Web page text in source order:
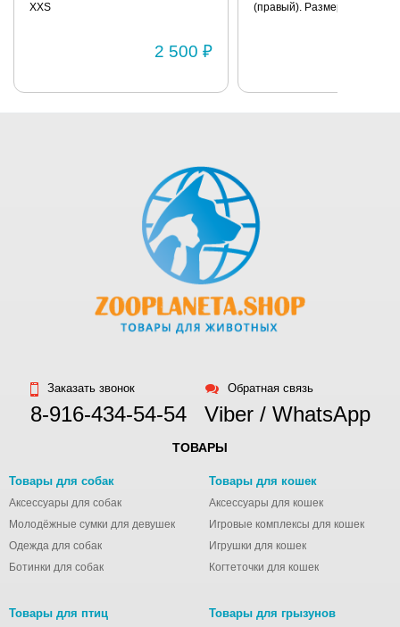
Ручная
(правый). Размер S
3 950 ₽
для взрослых собак всех
Заказать звонок
8-916-434-54-54
Обратная связь
Viber / WhatsApp
ТОВАРЫ
Товары для собак
Аксессуары для собак
Молодёжные сумки для девушек
Одежда для собак
Ботинки для собак
Товары для кошек
Аксессуары для кошек
Игровые комплексы для кошек
Игрушки для кошек
Когтеточки для кошек
Товары для птиц Товары для грызунов